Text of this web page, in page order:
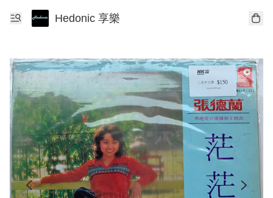
Hedonic 享樂